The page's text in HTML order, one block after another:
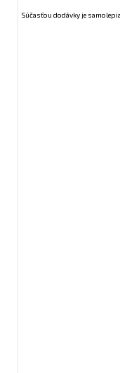
Súčasťou dodávky je